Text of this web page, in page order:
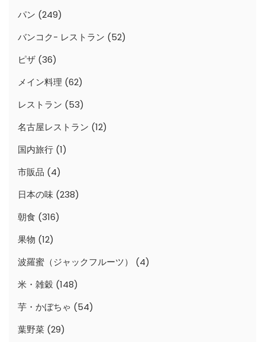
パン (249)
バンコク- レストラン (52)
ピザ (36)
メイン料理 (62)
レストラン (53)
名古屋レストラン (12)
国内旅行 (1)
市販品 (4)
日本の味 (238)
朝食 (316)
果物 (12)
波羅蜜（ジャックフルーツ）
(4)
米・雑穀 (148)
芋・かぼちゃ (54)
葉野菜 (29)